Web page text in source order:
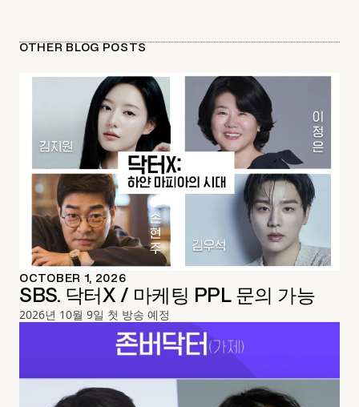
OTHER BLOG POSTS
OCTOBER 1, 2026
SBS. 닥터X / 마케팅 PPL 문의 가능
2026년 10월 9일 첫 방송 예정